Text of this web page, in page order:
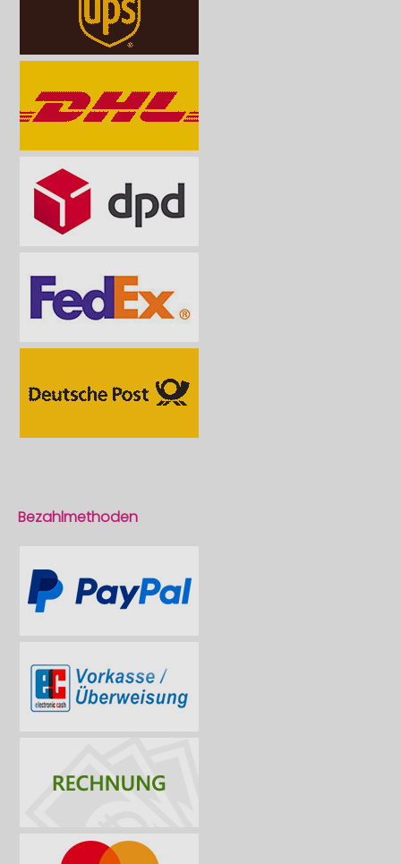
Bezahlmethoden